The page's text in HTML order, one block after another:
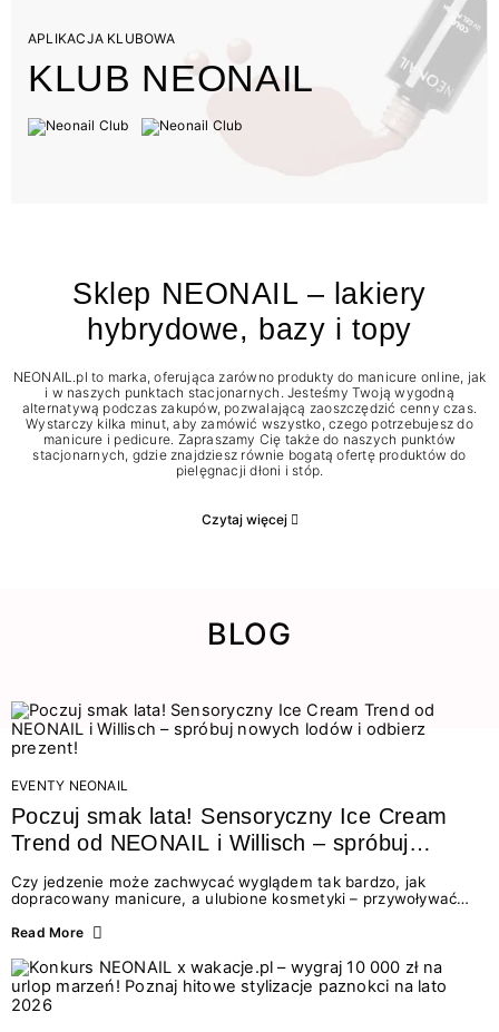
APLIKACJA KLUBOWA
KLUB NEONAIL
Sklep NEONAIL – lakiery
hybrydowe, bazy i topy
NEONAIL.pl to marka, oferująca zarówno produkty do manicure online, jak
i w naszych punktach stacjonarnych. Jesteśmy Twoją wygodną
alternatywą podczas zakupów, pozwalającą zaoszczędzić cenny czas.
Wystarczy kilka minut, aby zamówić wszystko, czego potrzebujesz do
manicure i pedicure. Zapraszamy Cię także do naszych punktów
stacjonarnych, gdzie znajdziesz równie bogatą ofertę produktów do
pielęgnacji dłoni i stóp.
Czytaj więcej
BLOG
EVENTY NEONAIL
Poczuj smak lata! Sensoryczny Ice Cream
Trend od NEONAIL i Willisch – spróbuj
nowych lodów i odbierz prezent!
Czy jedzenie może zachwycać wyglądem tak bardzo, jak
dopracowany manicure, a ulubione kosmetyki – przywoływać
świata beauty i oszałamiających deserów to coś więcej niż
zmysłami: przez soczysty kolor, aksamitną teksturę,
orzeźwiający zapach i słodki akcent na podniebieniu. Tego lata
NEONAIL łączy siły z marką Willisch, tworząc unikalny projekt
na styku jedzenia i piękna....
Read More